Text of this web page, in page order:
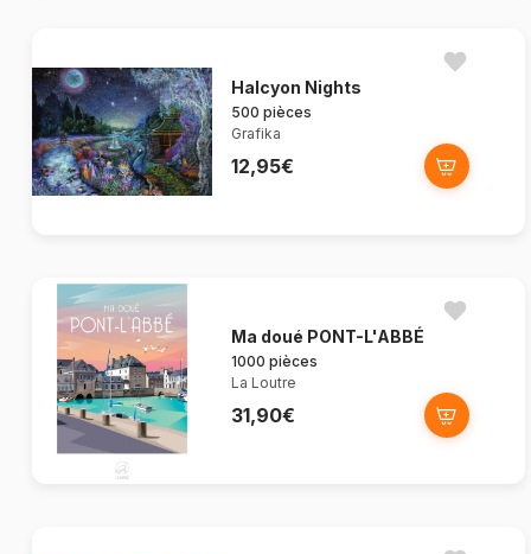
Halcyon Nights
500 pièces
Grafika
12,95€
Ma doué PONT-L'ABBÉ
1000 pièces
La Loutre
31,90€